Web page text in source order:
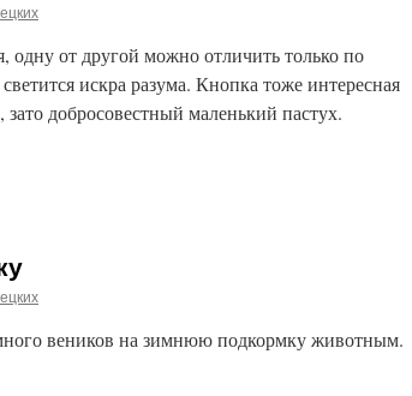
от другой можно отличить только по
искра разума. Кнопка тоже интересная
добросовестный маленький пастух.
веников на зимнюю подкормку животным.